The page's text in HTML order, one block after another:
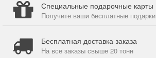
Специальные подарочные карты
Получите ваши бесплатные подарки
Бесплатная доставка заказа
На все заказы свыше 20 тонн